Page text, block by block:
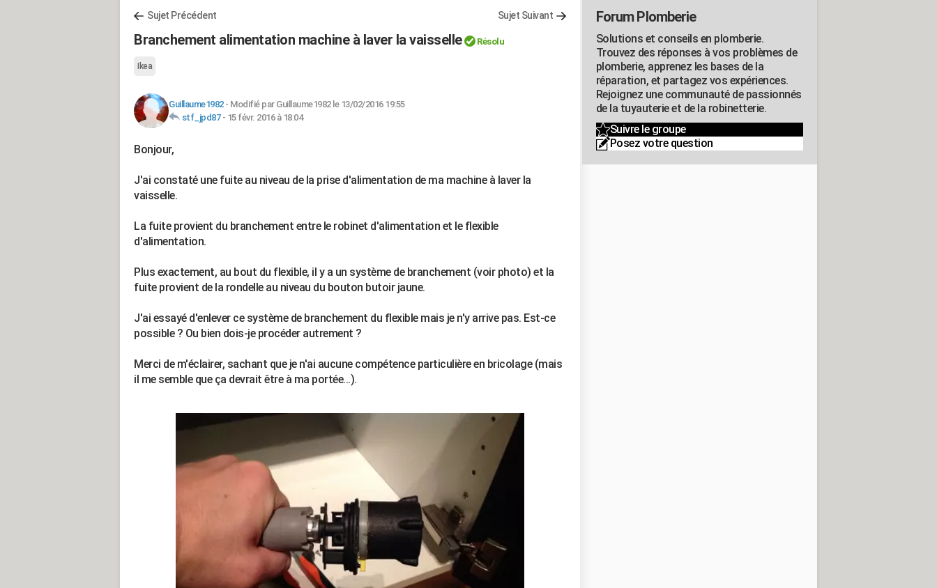
Sujet Précédent Sujet Suivant
Branchement alimentation machine à laver la vaisselle Résolu
Ikea
Guillaume1982- Modifié par Guillaume1982 le 13/02/2016 19:55
stf_jpd87- 15 févr. 2016 à 18:04
Bonjour,
J'ai constaté une fuite au niveau de la prise d'alimentation de ma machine à laver la
vaisselle.
La fuite provient du branchement entre le robinet d'alimentation et le flexible
d'alimentation.
Plus exactement, au bout du flexible, il y a un système de branchement (voir photo) et la
fuite provient de la rondelle au niveau du bouton butoir jaune.
J'ai essayé d'enlever ce système de branchement du flexible mais je n'y arrive pas. Est-ce
possible ? Ou bien dois-je procéder autrement ?
Merci de m'éclairer, sachant que je n'ai aucune compétence particulière en bricolage (mais
il me semble que ça devrait être à ma portée...).
Forum Plomberie
Solutions et conseils en plomberie.
Trouvez des réponses à vos problèmes de
plomberie, apprenez les bases de la
réparation, et partagez vos expériences.
Rejoignez une communauté de passionnés
de la tuyauterie et de la robinetterie.
Suivre le groupe
Posez votre question